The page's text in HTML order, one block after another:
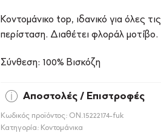
Κοντομάνικο top, ιδανικό για όλες
περίσταση. Διαθέτει φλοράλ μοτίβο.
Σύνθεση: 100% Βισκόζη
Αποστολές / Επιστροφές
Κωδικός προϊόντος: ON.15222174-fuk
Κατηγορία: Κοντομάνικα